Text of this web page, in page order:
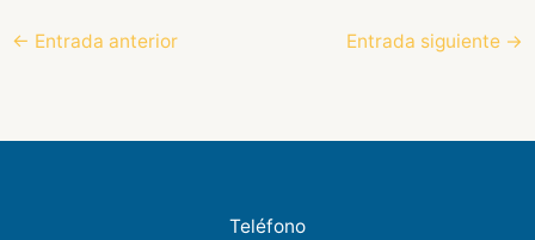
← Entrada anterior Entrada siguiente →
Teléfono